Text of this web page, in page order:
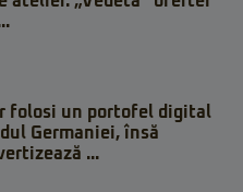
folosi un portofel digital
Germaniei, însă
...